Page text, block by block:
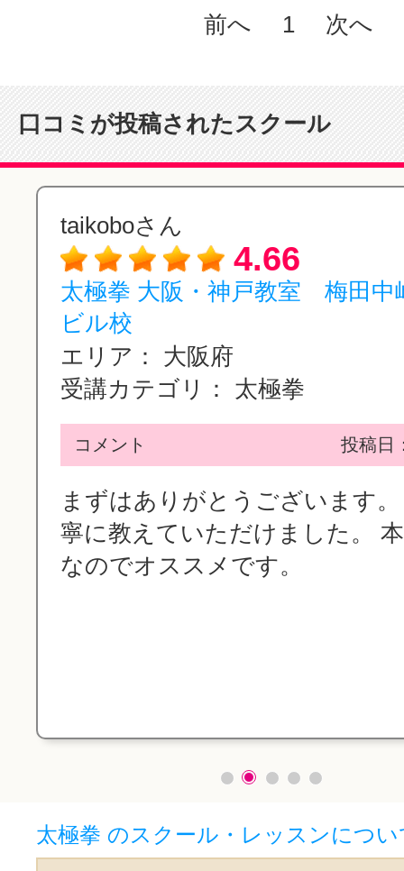
前へ 1 次へ
口コミが投稿されたスクール
taikoboさん
4.66
太極拳 大阪・神戸教室 梅田中
ビル校
エリア：
大阪府
受講カテゴリ：
太極拳
コメント 投稿日
まずはありがとうございます
寧に教えていただけました。
なのでオススメです。
太極拳 のスクール・レッスンにつ